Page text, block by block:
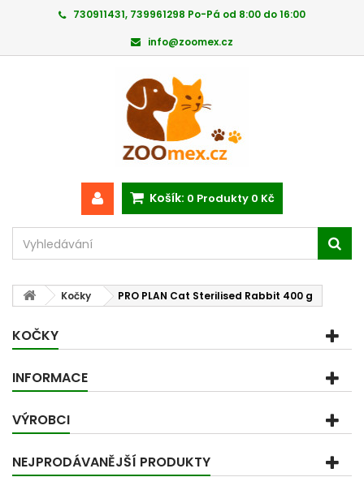
730911431, 739961298 Po-Pá od 8:00 do 16:00
info@zoomex.cz
Košík: 0 Produkty 0 Kč
Kočky PRO PLAN Cat Sterilised Rabbit 400 g
KOČKY
INFORMACE
VÝROBCI
NEJPRODÁVANĚJŠÍ PRODUKTY